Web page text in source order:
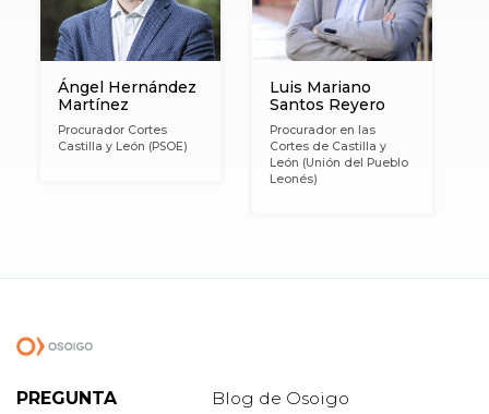
Ángel Hernández
Martínez
Procurador Cortes
Castilla y León (PSOE)
Luis Mariano
Santos Reyero
Procurador en las
Cortes de Castilla y
León (Unión del Pueblo
Leonés)
PREGUNTA Blog de Osoigo